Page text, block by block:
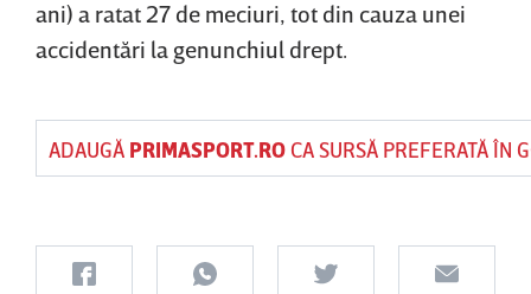
ani) a ratat 27 de meciuri, tot din cauza unei
accidentări la genunchiul drept.
ADAUGĂ PRIMASPORT.ROCA SURSĂ PREFERATĂ ÎN